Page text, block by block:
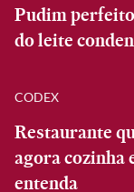
Pudim
do leite
CODEX
Restaurante
agora cozinha
entenda